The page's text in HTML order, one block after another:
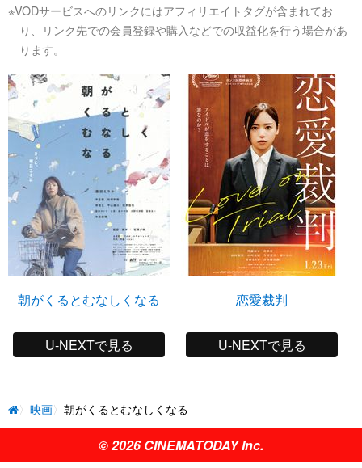
※VODサービスへのリンクにはアフィリエイトタグが含まれてお
り、リンク先での会員登録や購入などでの収益化を行う場合があ
ります。
朝がくるとむなしくなる
U-NEXTで見る
恋愛裁判
U-NEXTで見る
映画 朝がくるとむなしくなる
© 2026 CINEMATODAY Inc.